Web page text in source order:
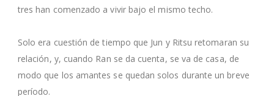
tres han comenzado a vivir bajo el mismo techo.
Solo era cuestión de tiempo que Jun y Ritsu retomaran su
relación, y, cuando Ran se da cuenta, se va de casa, de
modo que los amantes se quedan solos durante un breve
período.